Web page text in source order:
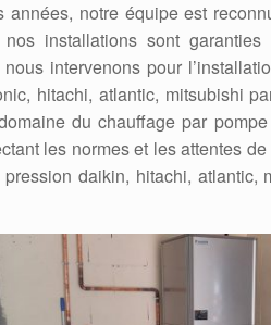
années, notre équipe est
nos installations sont
intervenons pour
hitachi, atlantic, mitsubishi
du chauffage par
les normes et les attentes
daikin, hitachi,